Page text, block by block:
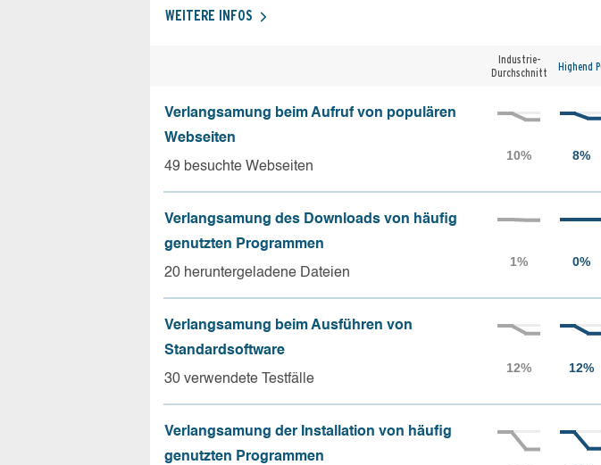
WEITERE INFOS
Industrie-
Durchschnitt
Highend
Verlangsamung beim Aufruf von populären
Webseiten
49 besuchte Webseiten
Verlangsamung des Downloads von häufig
genutzten Programmen
20 heruntergeladene Dateien
Verlangsamung beim Ausführen von
Standardsoftware
30 verwendete Testfälle
Verlangsamung der Installation von häufig
genutzten Programmen